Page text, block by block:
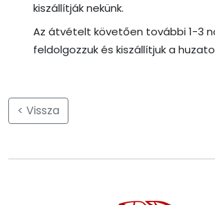
kiszállítják nekünk.
Az átvételt követően további 1-3
feldolgozzuk és kiszállítjuk a
< Vissza